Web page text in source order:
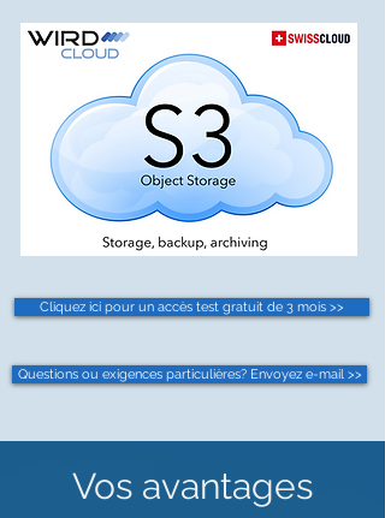
Cliquez ici pour un accès test gratuit de 3 mois >>
Questions ou exigences particulières? Envoyez e-mail >>
Vos avantages